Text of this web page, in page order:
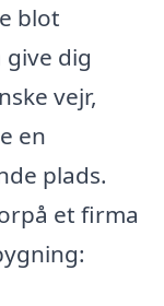
blot
dig
vejr,
en
plads.
et firma